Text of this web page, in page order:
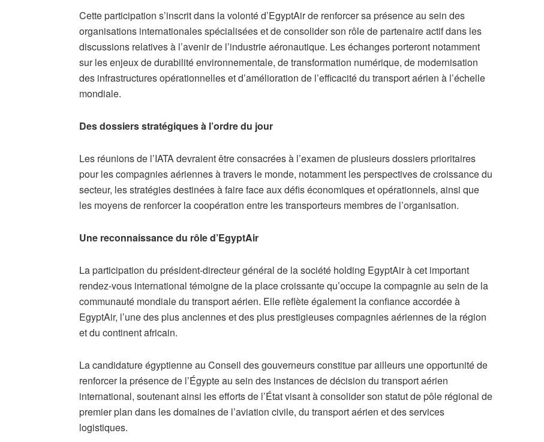
Cette participation s’inscrit dans la volonté d’EgyptAir de renforcer sa présence au sein des
organisations internationales spécialisées et de consolider son rôle de partenaire actif dans les
discussions relatives à l’avenir de l’industrie aéronautique. Les échanges porteront notamment
sur les enjeux de durabilité environnementale, de transformation numérique, de modernisation
des infrastructures opérationnelles et d’amélioration de l’efficacité du transport aérien à l’échelle
mondiale.
Des dossiers stratégiques à l’ordre du jour
Les réunions de l’IATA devraient être consacrées à l’examen de plusieurs dossiers prioritaires
pour les compagnies aériennes à travers le monde, notamment les perspectives de croissance du
secteur, les stratégies destinées à faire face aux défis économiques et opérationnels, ainsi que
les moyens de renforcer la coopération entre les transporteurs membres de l’organisation.
Une reconnaissance du rôle d’EgyptAir
La participation du président-directeur général de la société holding EgyptAir à cet important
rendez-vous international témoigne de la place croissante qu’occupe la compagnie au sein de la
communauté mondiale du transport aérien. Elle reflète également la confiance accordée à
EgyptAir, l’une des plus anciennes et des plus prestigieuses compagnies aériennes de la région
et du continent africain.
La candidature égyptienne au Conseil des gouverneurs constitue par ailleurs une opportunité de
renforcer la présence de l’Égypte au sein des instances de décision du transport aérien
international, soutenant ainsi les efforts de l’État visant à consolider son statut de pôle régional de
premier plan dans les domaines de l’aviation civile, du transport aérien et des services
logistiques.